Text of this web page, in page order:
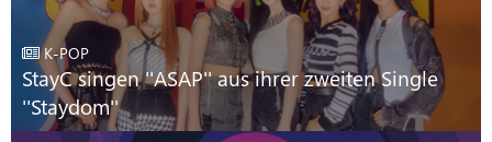
K-POP
StayC singen ''ASAP'' aus ihrer zweiten Single
''Staydom''